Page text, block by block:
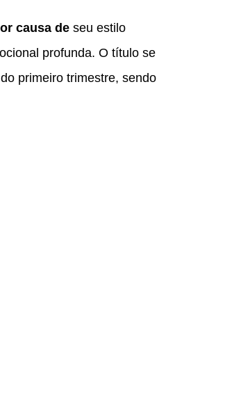
causa deseu estilo
profunda. O título se
primeiro trimestre, sendo